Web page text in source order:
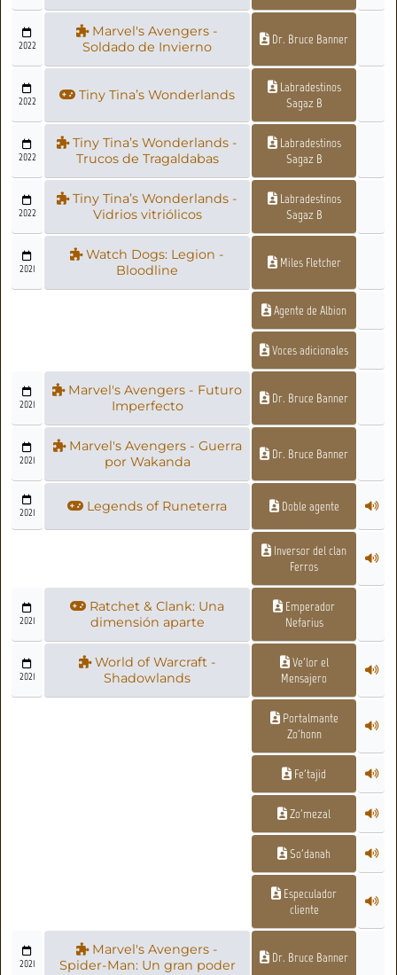
2022
Marvel's Avengers -
Soldado de Invierno
Dr. Bruce Banner
2022 Tiny Tina’s Wonderlands
Labradestinos
Sagaz B
2022
Tiny Tina’s Wonderlands -
Trucos de Tragaldabas
Labradestinos
Sagaz B
2022
Tiny Tina’s Wonderlands -
Vidrios vitriólicos
Labradestinos
Sagaz B
2021
Watch Dogs: Legion -
Bloodline
Miles Fletcher
Agente de Albion
Voces adicionales
2021
Marvel's Avengers - Futuro
Imperfecto
Dr. Bruce Banner
2021
Marvel's Avengers - Guerra
por Wakanda
Dr. Bruce Banner
2021 Legends of Runeterra Doble agente
Inversor del clan
Ferros
2021
Ratchet & Clank: Una
dimensión aparte
Emperador
Nefarius
2021
World of Warcraft -
Shadowlands
Ve'lor el
Mensajero
Portalmante
Zo'honn
Fe'tajid
Zo'mezal
So'danah
Especulador
cliente
2021
Marvel's Avengers -
Spider-Man: Un gran poder
Dr. Bruce Banner